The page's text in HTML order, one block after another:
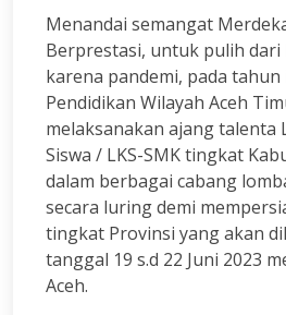
Menandai semangat
Berprestasi, untuk pulih
karena pandemi, pada tahun
Pendidikan Wilayah Aceh
melaksanakan ajang talenta
Siswa / LKS-SMK tingkat
dalam berbagai cabang
secara luring demi
tingkat Provinsi yang akan
tanggal 19 s.d 22 Juni 2023
Aceh.